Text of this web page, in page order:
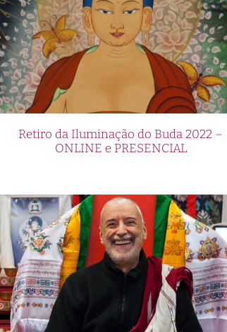
Retiro da Iluminação do Buda 2022 –
ONLINE e PRESENCIAL